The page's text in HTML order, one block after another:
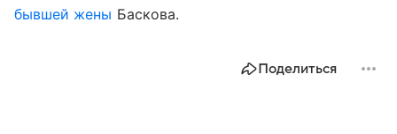
бывшей жены Баскова.
Поделиться